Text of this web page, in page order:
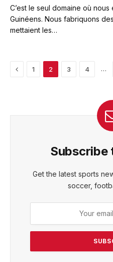
C’est le seul domaine où nous
Guinéens. Nous fabriquons
mettaient les…
Previous
1 2 3 4 …
Subscribe
Get the latest sports
soccer,